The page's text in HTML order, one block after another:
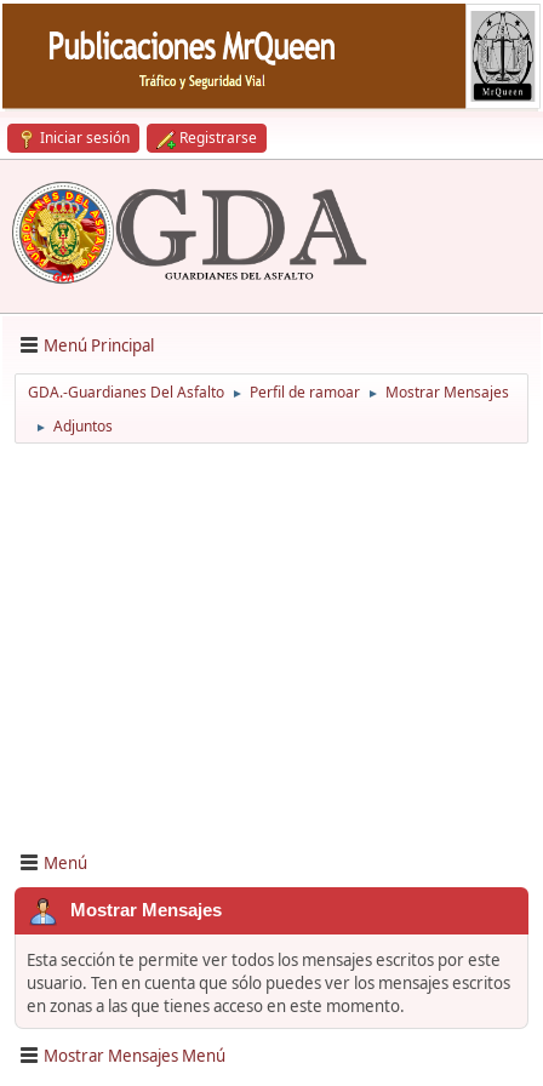
Iniciar sesión Registrarse
Menú Principal
GDA.-Guardianes Del Asfalto ► Perfil de ramoar ► Mostrar Mensajes
► Adjuntos
Menú
Mostrar Mensajes
Esta sección te permite ver todos los mensajes escritos por este
usuario. Ten en cuenta que sólo puedes ver los mensajes escritos
en zonas a las que tienes acceso en este momento.
Mostrar Mensajes Menú